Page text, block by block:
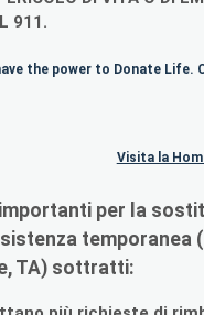
911.
the power to Donate Life.
Visita la
per la
temporanea
TA) sottratti: